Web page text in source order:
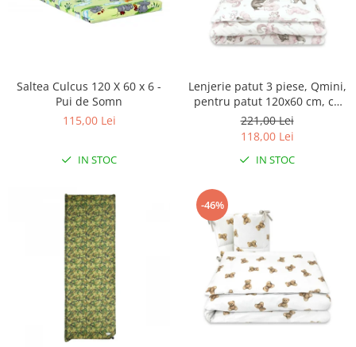
Saltea Culcus 120 X 60 x 6 -
Pui de Somn
115,00 Lei
IN STOC
Lenjerie patut 3 piese, Qmini,
pentru patut 120x60 cm, cu
protectie laterala, din
bumbac, Teddy Bear and
Friends Pink
221,00 Lei
118,00 Lei
IN STOC
-46%